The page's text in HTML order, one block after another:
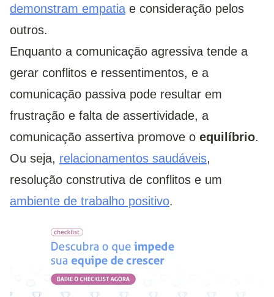
demonstram empatia e consideração pelos
outros.
Enquanto a comunicação agressiva tende a
gerar conflitos e ressentimentos, e a
comunicação passiva pode resultar em
frustração e falta de assertividade, a
comunicação assertiva promove o equilíbrio.
Ou seja, relacionamentos saudáveis,
resolução construtiva de conflitos e um
ambiente de trabalho positivo.